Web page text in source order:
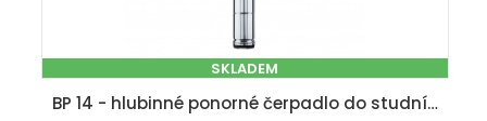
SKLADEM
BP 14 - hlubinné ponorné čerpadlo do studní a vrtů